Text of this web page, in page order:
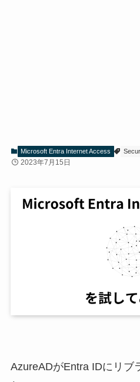
Microsoft Entra Internet Access
2023年7月15日
AzureADがEntra IDにリブ